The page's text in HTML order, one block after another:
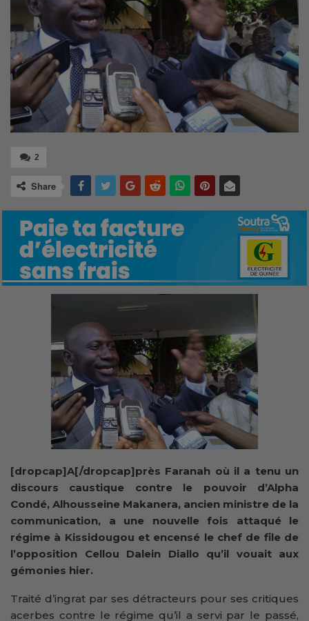
2
Share
[dropcap]A[/dropcap]près Faranah où il a tenu un
discours caustique contre le pouvoir d’Alpha
Condé, Alhousseine Makanera, ancien ministre de la
communication, a une nouvelle fois attaqué le
régime à Kissidougou et encensé le chef de file de
l’opposition Cellou Dalein Diallo qu’il vouait aux
gémonies hier.
Traité d’ingrat par ses détracteurs pour ses critiques
acerbes contre le régime qu’il a servi par le passé,